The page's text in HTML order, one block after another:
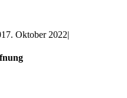
17. Oktober 2022|